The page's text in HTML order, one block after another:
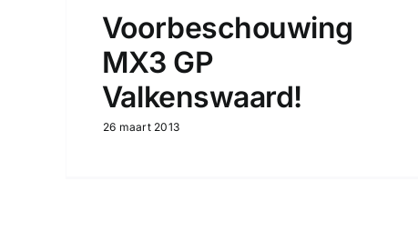
Voorbeschouwing
MX3 GP
Valkenswaard!
26 maart 2013